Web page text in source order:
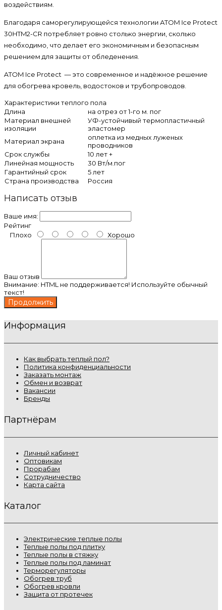
воздействиям.
Благодаря саморегулирующейся технологии ATOM Ice Protect
30HTM2-CR потребляет ровно столько энергии, сколько
необходимо, что делает его экономичным и безопасным
решением для защиты от обледенения.
ATOM Ice Protect — это современное и надёжное решение
для обогрева кровель, водостоков и трубопроводов.
Характеристики теплого пола
Длина
на отрез от 1-го м. пог
Материал внешней
изоляции
УФ-устойчивый термопластичный
эластомер
Материал экрана
оплетка из медных луженых
проводников
Срок службы
10 лет +
Линейная мощность
30 Вт/м.пог
Гарантийный срок
5 лет
Страна производства
Россия
Написать отзыв
Ваше имя:
Рейтинг
Плохо
Хорошо
Ваш отзыв
Внимание: HTML не поддерживается! Используйте обычный
текст!
Продолжить
Информация
Как выбрать теплый пол?
Политика конфиденциальности
Заказать монтаж
Обмен и возврат
Вакансии
Бренды
Партнёрам
Личный кабинет
Оптовикам
Прорабам
Сотрудничество
Карта сайта
Каталог
Электрические теплые полы
Теплые полы под плитку
Теплые полы в стяжку
Теплые полы под ламинат
Терморегуляторы
Обогрев труб
Обогрев кровли
Защита от протечек